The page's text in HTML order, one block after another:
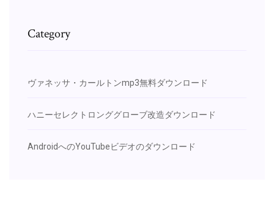
Category
ヴァネッサ・カールトンmp3無料ダウンロード
ハニーセレクトロンググローブ改造ダウンロード
AndroidへのYouTubeビデオのダウンロード